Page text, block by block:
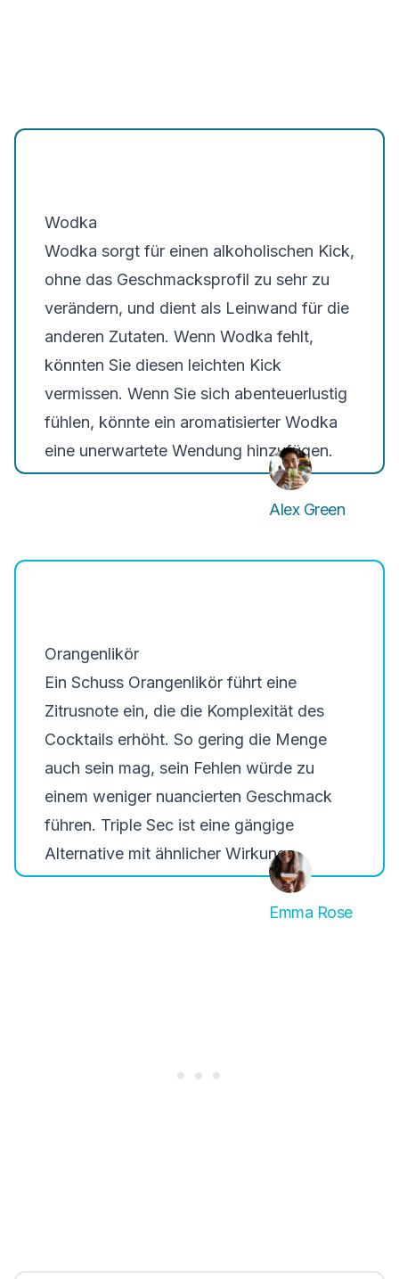
Wodka
Wodka sorgt für einen alkoholischen Kick,
ohne das Geschmacksprofil zu sehr zu
verändern, und dient als Leinwand für die
anderen Zutaten. Wenn Wodka fehlt,
könnten Sie diesen leichten Kick
vermissen. Wenn Sie sich abenteuerlustig
fühlen, könnte ein aromatisierter Wodka
eine unerwartete Wendung hinzufügen.
Alex Green
Orangenlikör
Ein Schuss Orangenlikör führt eine
Zitrusnote ein, die die Komplexität des
Cocktails erhöht. So gering die Menge
auch sein mag, sein Fehlen würde zu
einem weniger nuancierten Geschmack
führen. Triple Sec ist eine gängige
Alternative mit ähnlicher Wirkung.
Emma Rose